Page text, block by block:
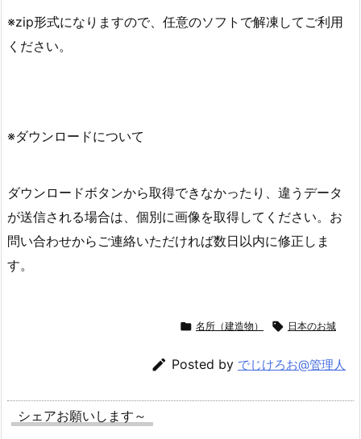
※zip形式になりますので、任意のソフトで解凍してご利用
ください。
※ダウンロードについて
ダウンロードボタンから取得できなかったり、違うデータ
が送信される場合は、個別に画像を取得してください。お
問い合わせからご連絡いただければ数日以内に修正しま
す。
 名所（建造物）  日本のお城
 Posted by でじけろお@管理人
シェアお願いします～